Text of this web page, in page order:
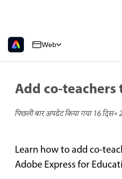
Web
Add co-teachers
पिछली बार अपडेट किया गया16 दिस॰
Learn how to add co-
Adobe Express for